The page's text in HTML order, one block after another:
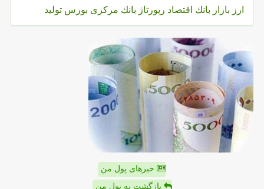
ارز بازار بانك اقتصاد رپورتاژ بانك مركزی بورس تولید
خبرهای پول من
بازگشت به پول من